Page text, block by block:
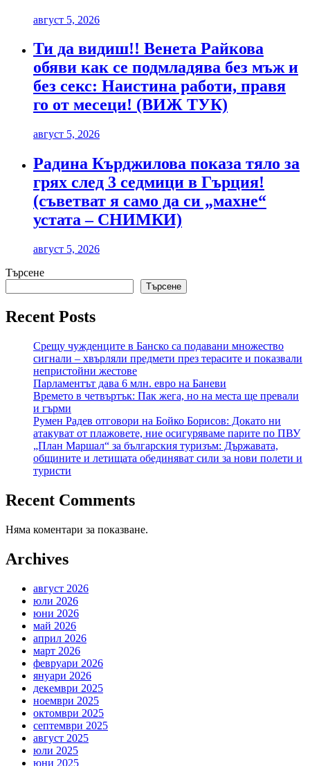
август 5, 2026
Ти да видиш!! Венета Райкова
обяви как се подмладява без мъж и
без секс: Наистина работи, правя
го от месеци! (ВИЖ ТУК)
август 5, 2026
Радина Кърджилова показа тяло за
грях след 3 седмици в Гърция!
(съветват я само да си „махне“
устата – СНИМКИ)
август 5, 2026
Търсене
Търсене
Recent Posts
Срещу чужденците в Банско са подавани множество
сигнали – хвърляли предмети през терасите и показвали
непристойни жестове
Парламентът дава 6 млн. евро на Баневи
Времето в четвъртък: Пак жега, но на места ще превали
и гърми
Румен Радев отговори на Бойко Борисов: Докато ни
атакуват от плажовете, ние осигуряваме парите по ПВУ
„План Маршал“ за българския туризъм: Държавата,
общините и летищата обединяват сили за нови полети и
туристи
Recent Comments
Няма коментари за показване.
Archives
август 2026
юли 2026
юни 2026
май 2026
април 2026
март 2026
февруари 2026
януари 2026
декември 2025
ноември 2025
октомври 2025
септември 2025
август 2025
юли 2025
юни 2025